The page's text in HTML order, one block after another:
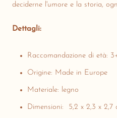
deciderne l'umore e la storia,
Dettagli:
Raccomandazione di età:
Origine: Made in Europe
Materiale: legno
Dimensioni: 5,2 x 2,3 x 2,7